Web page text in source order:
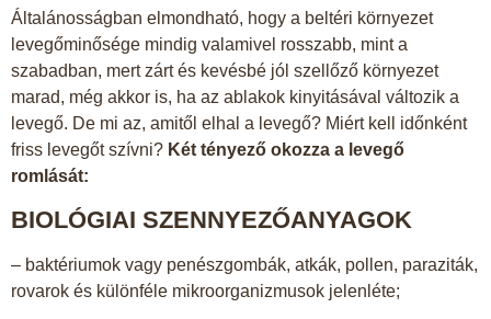
Általánosságban elmondható, hogy a beltéri környezet
levegőminősége mindig valamivel rosszabb, mint a
szabadban, mert zárt és kevésbé jól szellőző környezet
marad, még akkor is, ha az ablakok kinyitásával változik a
levegő. De mi az, amitől elhal a levegő? Miért kell időnként
friss levegőt szívni? Két tényező okozza a levegő
romlását:
BIOLÓGIAI SZENNYEZŐANYAGOK
– baktériumok vagy penészgombák, atkák, pollen, paraziták,
rovarok és különféle mikroorganizmusok jelenléte;